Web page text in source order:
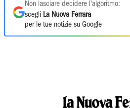
Non lasciare decidere l'algoritmo:
scegli La Nuova Ferrara
per le tue notizie su Google